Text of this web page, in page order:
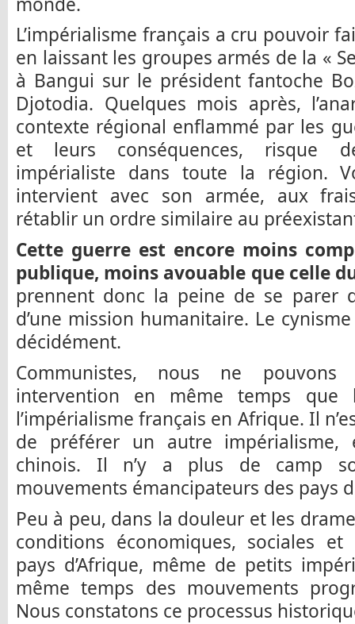
L’impérialisme français a cru pouvoir
en laissant les groupes armés de la «
à Bangui sur le président fantoche
Djotodia. Quelques mois après,
contexte régional enflammé par les
et leurs conséquences, risque
impérialiste dans toute la région.
intervient avec son armée, aux
rétablir un ordre similaire au
Cette guerre est encore moins
publique, moins avouable que celle
prennent donc la peine de se parer
d’une mission humanitaire. Le
décidément.
Communistes, nous ne
intervention en même temps
l’impérialisme français en Afrique. Il
de préférer un autre impérialisme,
chinois. Il n’y a plus de camp
mouvements émancipateurs des pays
Peu à peu, dans la douleur et les
conditions économiques, sociales
pays d’Afrique, même de petits
même temps des mouvements
Nous constatons ce processus